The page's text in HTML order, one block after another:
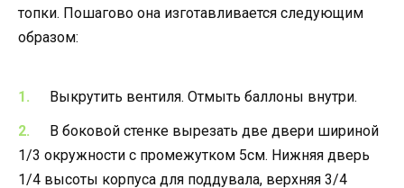
топки. Пошагово она изготавливается следующим
образом:
Выкрутить вентиля. Отмыть баллоны внутри.
В боковой стенке вырезать две двери шириной
1/3 окружности с промежутком 5см. Нижняя дверь
1/4 высоты корпуса для поддувала, верхняя 3/4